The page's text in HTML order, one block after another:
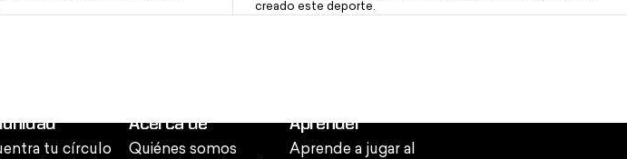
creado este deporte.
tu círculo
Acerca de
Quiénes somos
Aprender
Aprende a jugar al